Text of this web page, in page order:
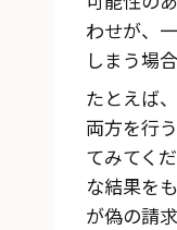
わせが、
しまう場
たとえば
両方を行
てみてく
な結果を
が偽の請